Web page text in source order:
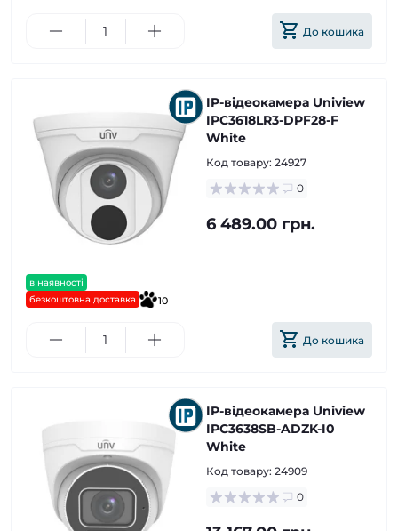
До кошика
в наявності
безкоштовна доставка
10
IP-відеокамера Uniview
IPC3618LR3-DPF28-F
White
Код товару: 24927
0
6 489.00 грн.
До кошика
IP-відеокамера Uniview
IPC3638SB-ADZK-I0
White
Код товару: 24909
0